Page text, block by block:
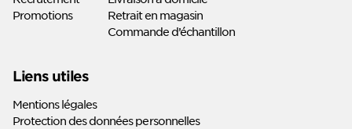
Promotions
Retrait en magasin
Commande d’échantillon
Liens utiles
Mentions légales
Protection des données personnelles